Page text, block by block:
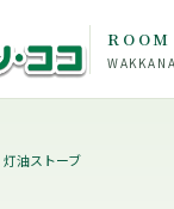
灯油ストーブ